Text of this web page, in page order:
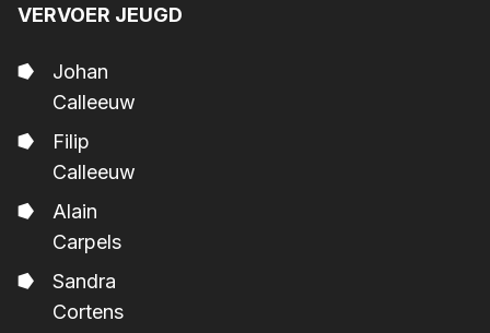
VERVOER JEUGD
Johan
Calleeuw
Filip
Calleeuw
Alain
Carpels
Sandra
Cortens